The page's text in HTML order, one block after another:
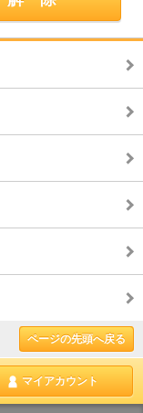
ページの先頭へ戻る
マイアカウント